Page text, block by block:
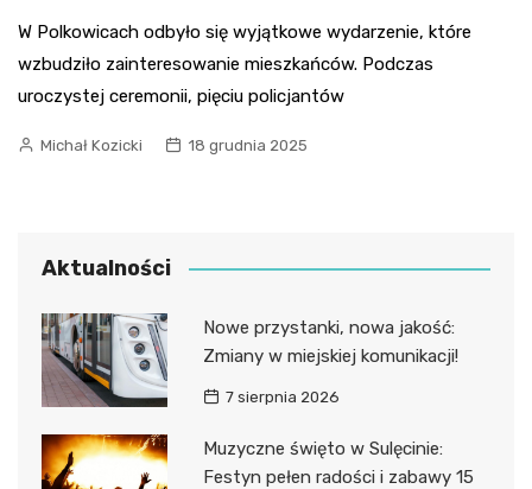
W Polkowicach odbyło się wyjątkowe wydarzenie, które
wzbudziło zainteresowanie mieszkańców. Podczas
uroczystej ceremonii, pięciu policjantów
Michał Kozicki 18 grudnia 2025
Aktualności
Nowe przystanki, nowa jakość:
Zmiany w miejskiej komunikacji!
7 sierpnia 2026
Muzyczne święto w Sulęcinie:
Festyn pełen radości i zabawy 15